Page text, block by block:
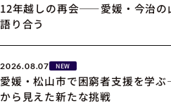
12年越しの再会――愛媛・今治の
語り合う
2026.08.07 NEW
愛媛・松山市で困窮者支援を学
から見えた新たな挑戦